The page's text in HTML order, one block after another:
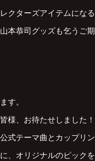
クターズアイテムにな
本恭司グッズも乞うご
す。
様、お待たせしました！
式テーマ曲とカップリ
、オリジナルのピック